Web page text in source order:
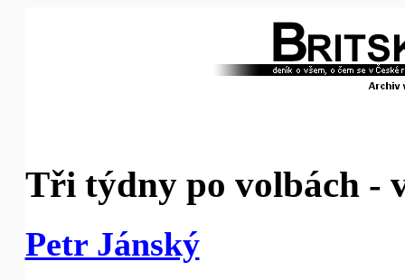
Tři týdny po volbách -
Petr Jánský